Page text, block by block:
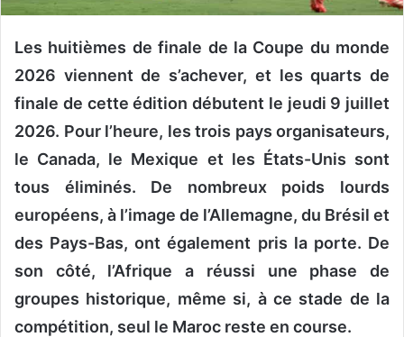
e
Les huitièmes de finale de la Coupe du monde
2026 viennent de s’achever, et les quarts de
finale de cette édition débutent le jeudi 9 juillet
2026. Pour l’heure, les trois pays organisateurs,
le Canada, le Mexique et les États-Unis sont
tous éliminés. De nombreux poids lourds
européens, à l’image de l’Allemagne, du Brésil et
des Pays-Bas, ont également pris la porte. De
son côté, l’Afrique a réussi une phase de
groupes historique, même si, à ce stade de la
compétition, seul le Maroc reste en course.